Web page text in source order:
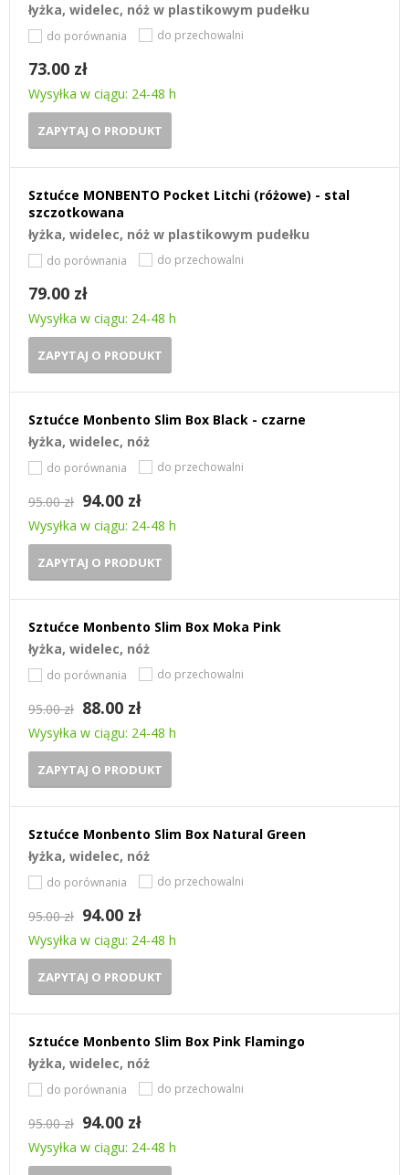
łyżka, widelec, nóż w plastikowym pudełku
do porównania do przechowalni
73.00 zł
Wysyłka w ciągu: 24-48 h
ZAPYTAJ O PRODUKT
Sztućce MONBENTO Pocket Litchi (różowe) - stal
szczotkowana
łyżka, widelec, nóż w plastikowym pudełku
do porównania do przechowalni
79.00 zł
Wysyłka w ciągu: 24-48 h
ZAPYTAJ O PRODUKT
Sztućce Monbento Slim Box Black - czarne
łyżka, widelec, nóż
do porównania do przechowalni
95.00 zł 94.00 zł
Wysyłka w ciągu: 24-48 h
ZAPYTAJ O PRODUKT
Sztućce Monbento Slim Box Moka Pink
łyżka, widelec, nóż
do porównania do przechowalni
95.00 zł 88.00 zł
Wysyłka w ciągu: 24-48 h
ZAPYTAJ O PRODUKT
Sztućce Monbento Slim Box Natural Green
łyżka, widelec, nóż
do porównania do przechowalni
95.00 zł 94.00 zł
Wysyłka w ciągu: 24-48 h
ZAPYTAJ O PRODUKT
Sztućce Monbento Slim Box Pink Flamingo
łyżka, widelec, nóż
do porównania do przechowalni
95.00 zł 94.00 zł
Wysyłka w ciągu: 24-48 h